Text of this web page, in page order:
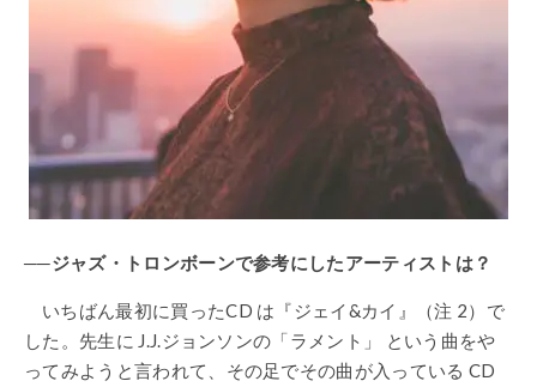
──ジャズ・トロンボーンで参考にしたアーティストは？
いちばん最初に買ったCD は『ジェイ&カイ』（注 2）で
した。先生に J.J.ジョンソンの「ラメント」 という曲をや
ってみようと言われて、その足でその曲が入っている CD